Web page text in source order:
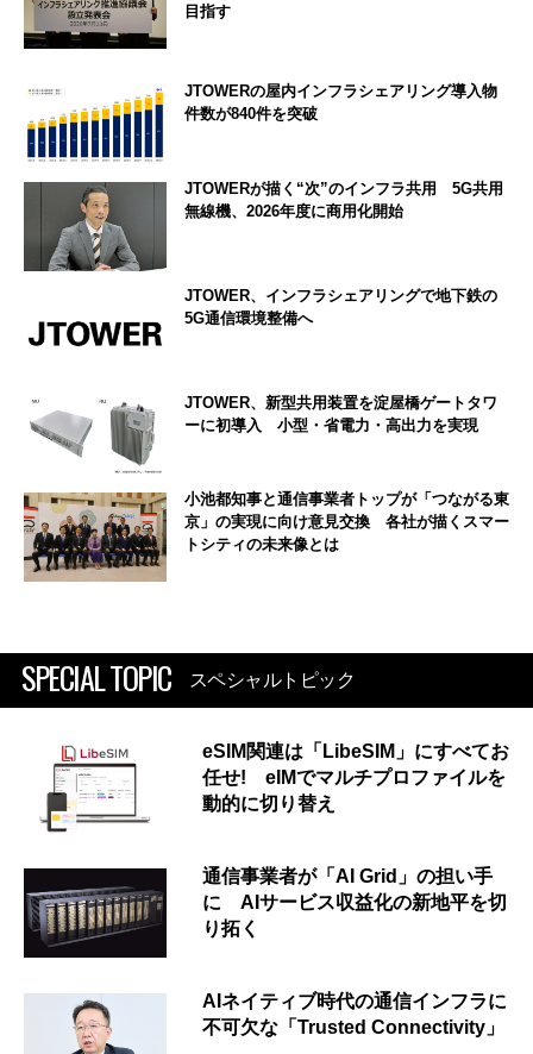
目指す
JTOWERの屋内インフラシェアリング導入物
件数が840件を突破
JTOWERが描く“次”のインフラ共用 5G共用
無線機、2026年度に商用化開始
JTOWER、インフラシェアリングで地下鉄の
5G通信環境整備へ
JTOWER、新型共用装置を淀屋橋ゲートタワ
ーに初導入 小型・省電力・高出力を実現
小池都知事と通信事業者トップが「つながる東
京」の実現に向け意見交換 各社が描くスマー
トシティの未来像とは
SPECIAL TOPIC スペシャルトピック
eSIM関連は「LibeSIM」にすべてお
任せ! eIMでマルチプロファイルを
動的に切り替え
通信事業者が「AI Grid」の担い手
に AIサービス収益化の新地平を切
り拓く
AIネイティブ時代の通信インフラに
不可欠な「Trusted Connectivity」